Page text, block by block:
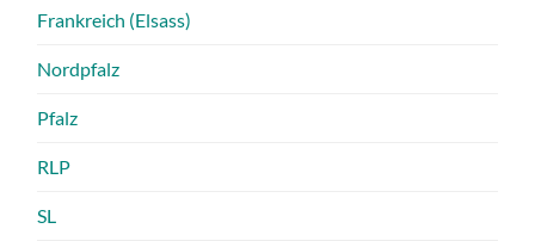
Frankreich (Elsass)
Nordpfalz
Pfalz
RLP
SL